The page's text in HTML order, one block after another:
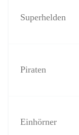
Superhelden
Piraten
Einhörner